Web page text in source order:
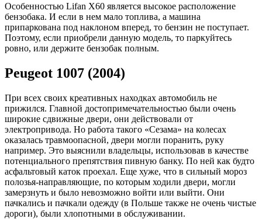
Особенностью Lifan X60 является высокое расположение
бензобака. И если в нем мало топлива, а машина
припаркована под наклоном вперед, то бензин не поступает.
Поэтому, если приобрели данную модель, то паркуйтесь
ровно, или держите бензобак полным.
Peugeot 1007 (2004)
При всех своих креативных находках автомобиль не
прижился. Главной достопримечательностью были очень
широкие сдвижные двери, они действовали от
электропривода. Но работа такого «Сезама» на колесах
оказалась травмоопасной, двери могли поранить, руку
например. Это выяснили владельцы, использовав в качестве
потенциального препятствия пивную банку. По ней как будто
асфальтовый каток проехал. Еще хуже, что в сильный мороз
полозья-направляющие, по которым ходили двери, могли
замерзнуть и было невозможно войти или выйти. Они
пачкались и пачкали одежду (в Польше также не очень чистые
дороги), были хлопотными в обслуживании.